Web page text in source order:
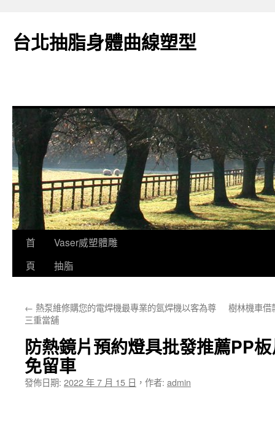
台北抽脂身體曲線塑型
跳
要
容
首
頁
Vaser威塑體雕
抽脂
← 熱泵維修購您的電焊機最專業的氬焊機以客為尊
三重當舖
樹林機車借
防熱鏡片預約燈具批發推薦PP
免留車
發佈日期: 2022 年 7 月 15 日 ， 作者: admin